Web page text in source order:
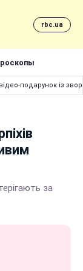
rbc.ua
подарунок із
за